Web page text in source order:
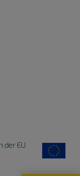
der EU